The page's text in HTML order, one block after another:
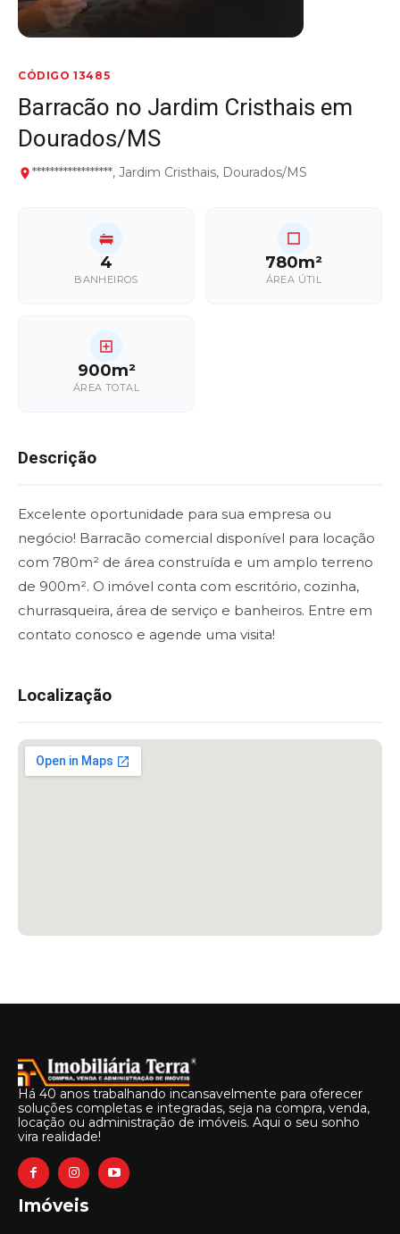
CÓDIGO 13485
Barracão no Jardim Cristhais em
Dourados/MS
******************, Jardim Cristhais, Dourados/MS
4
BANHEIROS
780m²
ÁREA ÚTIL
900m²
ÁREA TOTAL
Descrição
Excelente oportunidade para sua empresa ou
negócio! Barracão comercial disponível para locação
com 780m² de área construída e um amplo terreno
de 900m². O imóvel conta com escritório, cozinha,
churrasqueira, área de serviço e banheiros. Entre em
contato conosco e agende uma visita!
Localização
Há 40 anos trabalhando incansavelmente para oferecer
soluções completas e integradas, seja na compra, venda,
locação ou administração de imóveis. Aqui o seu sonho
vira realidade!
Imóveis